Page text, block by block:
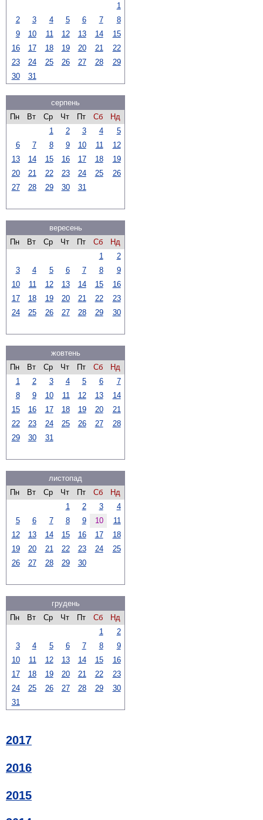
1
2
3 4 5 6 7
8
9
10 11 12 13 14
15
16
17 18 19 20 21
22
23
24 25 26 27 28
29
30
31
серпень
Пн
Вт Ср Чт Пт Сб
Нд
1
2 3 4
5
6
7 8 9 10 11
12
13
14 15 16 17 18
19
20
21 22 23 24 25
26
27
28 29 30 31
вересень
Пн
Вт Ср Чт Пт Сб
Нд
1
2
3
4 5 6 7 8
9
10
11 12 13 14 15
16
17
18 19 20 21 22
23
24
25 26 27 28 29 30
жовтень
Пн
Вт Ср Чт Пт Сб
Нд
1
2 3 4 5 6
7
8
9 10 11 12 13
14
15
16 17 18 19 20
21
22
23 24 25 26 27
28
29
30 31
листопад
Пн
Вт Ср Чт Пт Сб
Нд
1
2 3
4
5
6 7 8 9 10
11
12
13 14 15 16 17
18
19
20 21 22 23 24
25
26
27 28 29 30
грудень
Пн
Вт Ср Чт Пт Сб
Нд
1
2
3
4 5 6 7 8
9
10
11 12 13 14 15
16
17
18 19 20 21 22
23
24
25 26 27 28 29
30
31
2017
2016
2015